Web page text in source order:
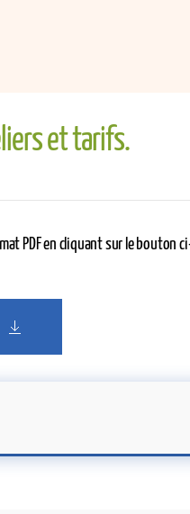
et tarifs.
PDF en cliquant sur le bouton